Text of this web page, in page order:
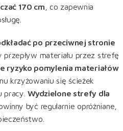
170 cm , co zapewnia
po przeciwnej stronie
przepływ materiału przez strefę
ryzyko pomylenia materiałów
krzyżowaniu się ścieżek
pracy.Wydzielone strefy dla
być regularnie opróżniane,